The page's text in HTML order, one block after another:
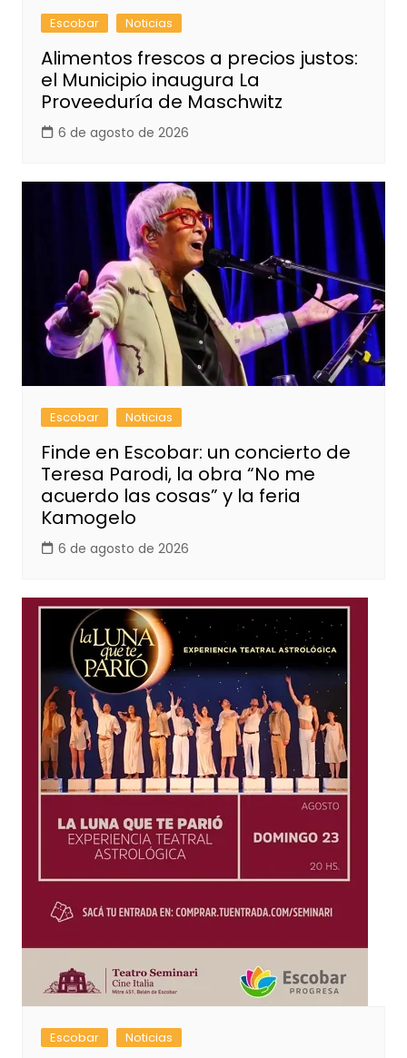
Escobar Noticias
Alimentos frescos a precios justos:
el Municipio inaugura La
Proveeduría de Maschwitz
6 de agosto de 2026
Escobar Noticias
Finde en Escobar: un concierto de
Teresa Parodi, la obra “No me
acuerdo las cosas” y la feria
Kamogelo
6 de agosto de 2026
Escobar Noticias